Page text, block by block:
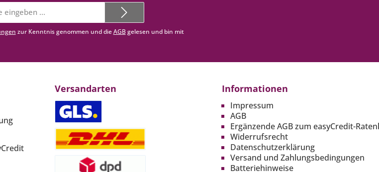
Mail-
Adresse*
zur Kenntnis genommen und dieAGBgelesen und bin mit
Versandarten Informationen
Impressum
AGB
Ergänzende AGB zum easyCredit-
Widerrufsrecht
Datenschutzerklärung
Versand und Zahlungsbedingungen
Batteriehinweise